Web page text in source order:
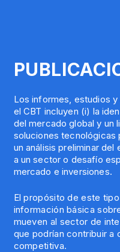
Los informes, estudios
el CBT incluyen (i) la
del mercado global y un
soluciones tecnológicas
un análisis preliminar
a un sector o desafío
mercado e inversiones.
El propósito de este
información básica
mueven al sector de
que podrían contribuir a
competitiva.